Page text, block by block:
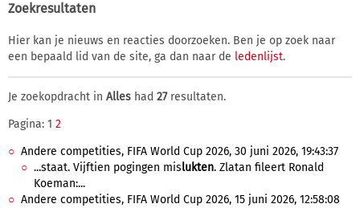
Zoekresultaten
Hier kan je nieuws en reacties doorzoeken. Ben je op zoek naar
een bepaald lid van de site, ga dan naar de ledenlijst.
Je zoekopdracht in Alles had 27resultaten.
Pagina: 1 2
Andere competities, FIFA World Cup 2026, 30 juni 2026, 19:43:37
...staat. Vijftien pogingen mislukten. Zlatan fileert Ronald
Koeman:...
Andere competities, FIFA World Cup 2026, 15 juni 2026, 12:58:08